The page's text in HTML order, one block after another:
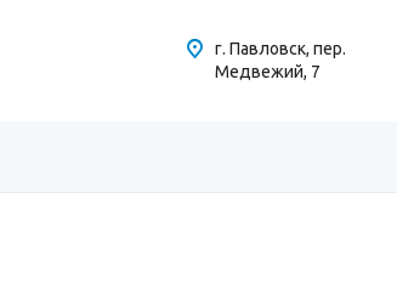
г. Павловск, пер.
Медвежий, 7